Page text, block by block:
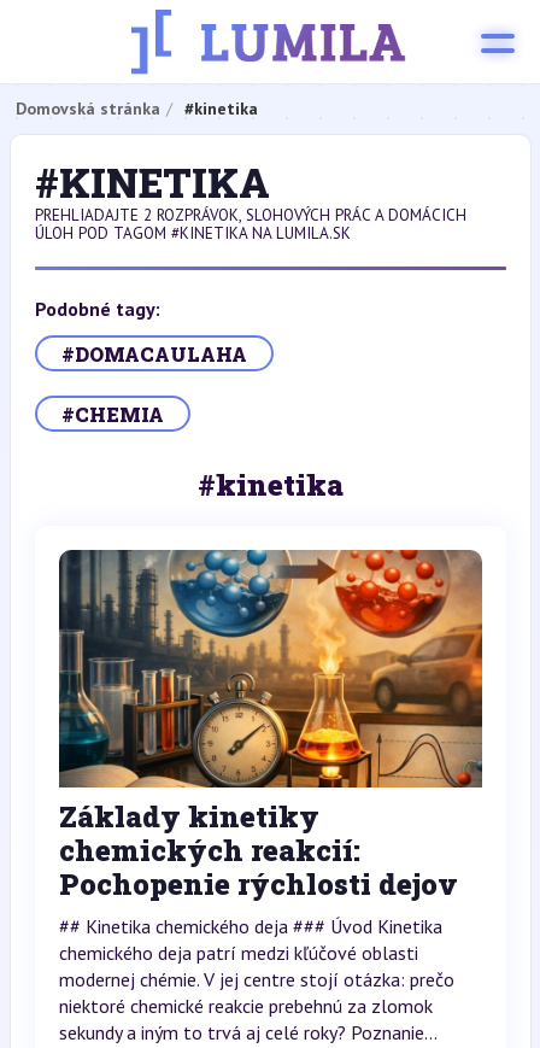
Domovská stránka #kinetika
#KINETIKA
PREHLIADAJTE 2 ROZPRÁVOK, SLOHOVÝCH PRÁC A DOMÁCICH
ÚLOH POD TAGOM #KINETIKA NA LUMILA.SK
Podobné tagy:
#DOMACAULAHA
#CHEMIA
#kinetika
Základy kinetiky
chemických reakcií:
Pochopenie rýchlosti dejov
## Kinetika chemického deja ### Úvod Kinetika
chemického deja patrí medzi kľúčové oblasti
modernej chémie. V jej centre stojí otázka: prečo
niektoré chemické reakcie prebehnú za zlomok
sekundy a iným to trvá aj celé roky? Poznanie...